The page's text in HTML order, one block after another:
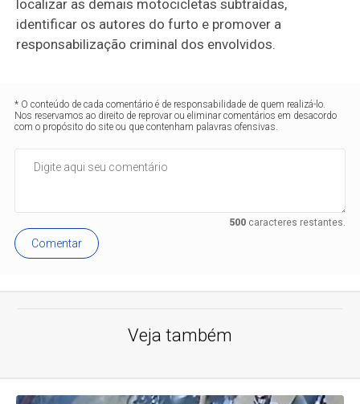
localizar as demais motocicletas subtraídas,
identificar os autores do furto e promover a
responsabilização criminal dos envolvidos.
* O conteúdo de cada comentário é de responsabilidade de quem realizá-lo.
Nos reservamos ao direito de reprovar ou eliminar comentários em desacordo
com o propósito do site ou que contenham palavras ofensivas.
500caracteres restantes.
Comentar
Veja também